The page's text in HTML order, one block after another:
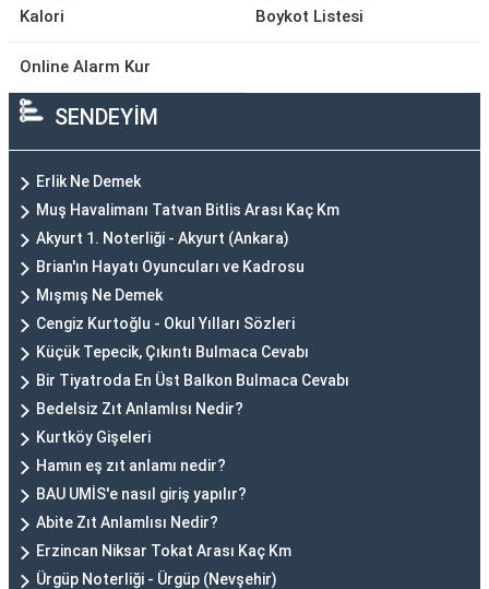
Kalori
Boykot Listesi
Online Alarm Kur
SENDEYİM
Erlik Ne Demek
Muş Havalimanı Tatvan Bitlis Arası Kaç Km
Akyurt 1. Noterliği - Akyurt (Ankara)
Brian'ın Hayatı Oyuncuları ve Kadrosu
Mışmış Ne Demek
Cengiz Kurtoğlu - Okul Yılları Sözleri
Küçük Tepecik, Çıkıntı Bulmaca Cevabı
Bir Tiyatroda En Üst Balkon Bulmaca Cevabı
Bedelsiz Zıt Anlamlısı Nedir?
Kurtköy Gişeleri
Hamın eş zıt anlamı nedir?
BAU UMİS'e nasıl giriş yapılır?
Abite Zıt Anlamlısı Nedir?
Erzincan Niksar Tokat Arası Kaç Km
Ürgüp Noterliği - Ürgüp (Nevşehir)